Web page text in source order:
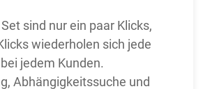
sind nur ein paar Klicks,
wiederholen sich jede
jedem Kunden.
Abhängigkeitssuche und